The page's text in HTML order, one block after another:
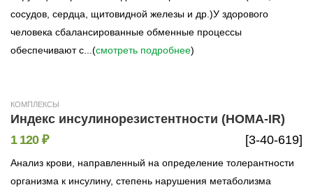
сосудов, сердца, щитовидной железы и др.)У здорового
человека сбалансированные обменные процессы
обеспечивают с...(смотреть подробнее)
КОМПЛЕКСЫ
Индекс инсулинорезистентности (HOMA-IR)
[3-40-619]
1 120 ₽
Анализ крови, направленный на определение толерантности
организма к инсулину, степень нарушения метаболизма